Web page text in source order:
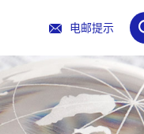
电邮提示